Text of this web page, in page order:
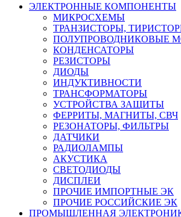
ЭЛЕКТРОННЫЕ КОМПОНЕНТЫ
МИКРОСХЕМЫ
ТРАНЗИСТОРЫ,
ПОЛУПРОВОДНИКОВЫЕ
КОНДЕНСАТОРЫ
РЕЗИСТОРЫ
ДИОДЫ
ИНДУКТИВНОСТИ
ТРАНСФОРМАТОРЫ
УСТРОЙСТВА ЗАЩИТЫ
ФЕРРИТЫ, МАГНИТЫ, СВЧ
РЕЗОНАТОРЫ, ФИЛЬТРЫ
ДАТЧИКИ
РАДИОЛАМПЫ
АКУСТИКА
СВЕТОДИОДЫ
ДИСПЛЕИ
ПРОЧИЕ ИМПОРТНЫЕ ЭК
ПРОЧИЕ РОССИЙСКИЕ ЭК
ПРОМЫШЛЕННАЯ